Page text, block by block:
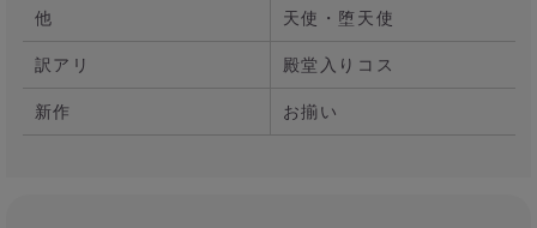
他
天使・堕天使
訳アリ
殿堂入りコス
新作
お揃い